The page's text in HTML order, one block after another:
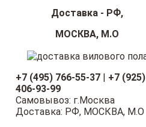
Доставка - РФ,
МОСКВА, М.О
+7 (495) 766-55-37 | +7 (925)
406-93-99
Самовывоз: г.Москва
Доставка: РФ, МОСКВА, М.О